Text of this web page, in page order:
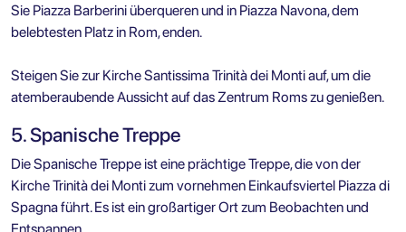
Sie Piazza Barberini überqueren und in Piazza Navona, dem
belebtesten Platz in Rom, enden.
Steigen Sie zur Kirche Santissima Trinità dei Monti auf, um die
atemberaubende Aussicht auf das Zentrum Roms zu genießen.
5. Spanische Treppe
Die Spanische Treppe ist eine prächtige Treppe, die von der
Kirche Trinità dei Monti zum vornehmen Einkaufsviertel Piazza di
Spagna führt. Es ist ein großartiger Ort zum Beobachten und
Entspannen.